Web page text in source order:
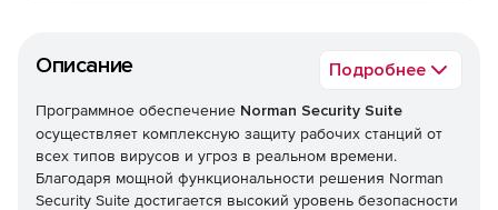
Описание Подробнее
Программное обеспечение Norman Security Suite
осуществляет комплексную защиту рабочих станций от
всех типов вирусов и угроз в реальном времени.
Благодаря мощной функциональности решения Norman
Security Suite достигается высокий уровень безопасности